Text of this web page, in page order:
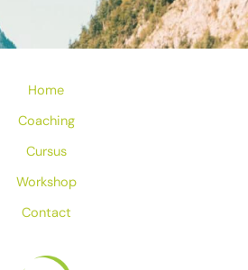
Home
Coaching
Cursus
Workshop
Contact